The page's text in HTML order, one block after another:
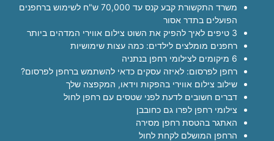
משרד התקשורת קבע קנס עד 70,000 ש"ח לשימוש ברחפנים
הפועלים בתדר אסור
3 טיפים לאיך להפיק את השוט צילום אווירי המדהים ביותר
רחפנים מומלצים לילדים: כמה עצות שימושיות
6 מיקומים לצילומי רחפן בנתניה
רחפן לפרסום: לאיזה עסקים כדאי להשתמש ברחפן לפרסום?
שילוב צילום אווירי בהפקות וידאו, המקפצה שלך
דברים חשובים לדעת לפני שטסים עם רחפן לחול
צילומי רחפן לפרו גם כחובבן
האתגר בהטסת רחפן מסירה
הרחפן המושלם לקחת לחול